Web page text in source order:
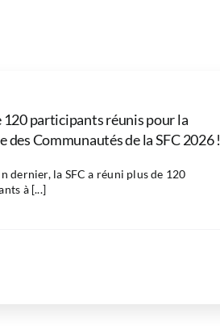
120 participants réunis pour la
des Communautés de la SFC 2026 !
dernier, la SFC a réuni plus de 120
à [...]